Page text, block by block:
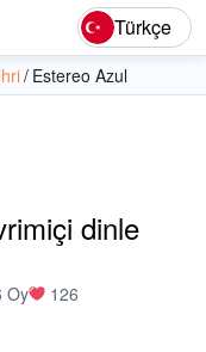
Türkçe
Estereo Azul
dinle
Oy 126